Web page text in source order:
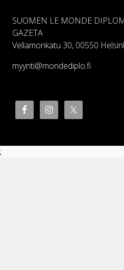
SUOMEN LE MONDE
GAZETA
Vellamonkatu 30, 00550
myynti@mondediplo.fi
;